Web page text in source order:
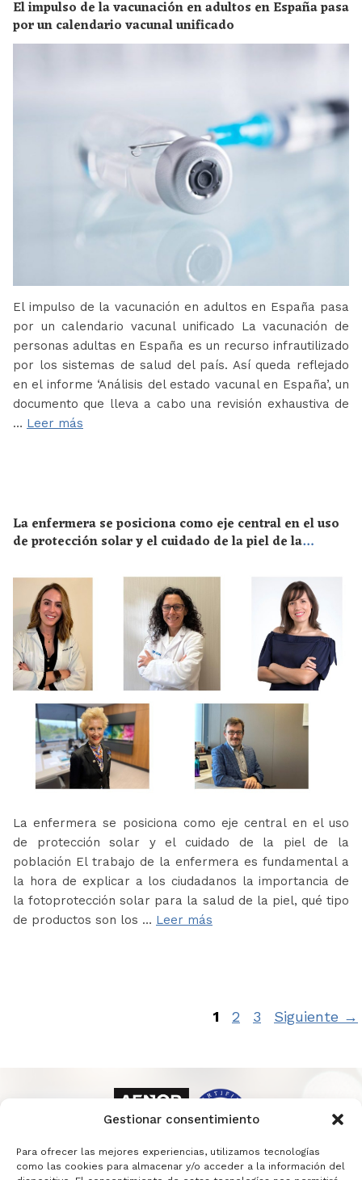
Gestionar consentimiento
Para ofrecer las mejores experiencias, utilizamos tecnologías
como las cookies para almacenar y/o acceder a la información del
El impulso de la vacunación en adultos en España pasa
por un calendario vacunal unificado
El impulso de la vacunación en adultos en España pasa
por un calendario vacunal unificado La vacunación de
personas adultas en España es un recurso infrautilizado
por los sistemas de salud del país. Así queda reflejado
en el informe ‘Análisis del estado vacunal en España’, un
documento que lleva a cabo una revisión exhaustiva de
… Leer más
La enfermera se posiciona como eje central en el uso
de protección solar y el cuidado de la piel de la
La enfermera se posiciona como eje central en el uso
de protección solar y el cuidado de la piel de la
población El trabajo de la enfermera es fundamental a
la hora de explicar a los ciudadanos la importancia de
la fotoprotección solar para la salud de la piel, qué tipo
de productos son los … Leer más
Página
1 Página
2 Página
3 Siguiente →